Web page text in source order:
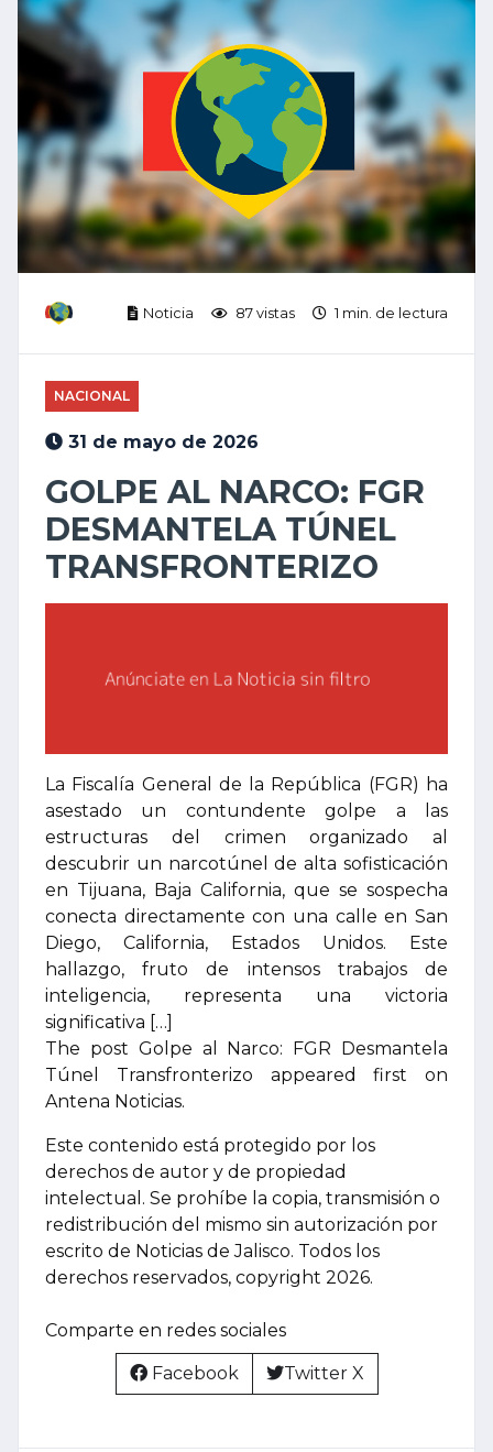
Noticia 87 vistas 1 min. de lectura
NACIONAL
31 de mayo de 2026
GOLPE AL NARCO: FGR
DESMANTELA TÚNEL
TRANSFRONTERIZO
La Fiscalía General de la República (FGR) ha
asestado un contundente golpe a las
estructuras del crimen organizado al
descubrir un narcotúnel de alta sofisticación
en Tijuana, Baja California, que se sospecha
conecta directamente con una calle en San
Diego, California, Estados Unidos. Este
hallazgo, fruto de intensos trabajos de
inteligencia, representa una victoria
significativa […]
The post Golpe al Narco: FGR Desmantela
Túnel Transfronterizo appeared first on
Antena Noticias.
Este contenido está protegido por los
derechos de autor y de propiedad
intelectual. Se prohíbe la copia, transmisión o
redistribución del mismo sin autorización por
escrito de Noticias de Jalisco. Todos los
derechos reservados, copyright 2026.
Comparte en redes sociales
Facebook Twitter X